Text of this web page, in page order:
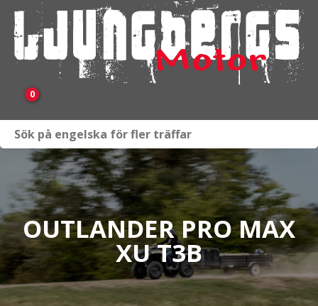
0
Fordon i lager
Verkstad
KAMPANJ
BRP
OUTLANDER PRO MAX
XU T3B